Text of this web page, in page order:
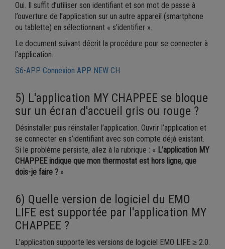
Oui. Il suffit d’utiliser son identifiant et son mot de passe à
l’ouverture de l’application sur un autre appareil (smartphone
ou tablette) en sélectionnant « s’identifier ».
Le document suivant décrit la procédure pour se connecter à
l’application.
S6-APP Connexion APP NEW CH
5) L'application MY CHAPPEE se bloque
sur un écran d'accueil gris ou rouge ?
Désinstaller puis réinstaller l’application. Ouvrir l’application et
se connecter en s’identifiant avec son compte déjà existant.
Si le problème persiste, allez à la rubrique : « L’application MY
CHAPPEE indique que mon thermostat est hors ligne, que
dois-je faire ? »
6) Quelle version de logiciel du EMO
LIFE est supportée par l'application MY
CHAPPEE ?
L’application supporte les versions de logiciel EMO LIFE ≥ 2.0.